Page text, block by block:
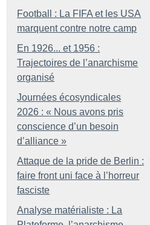
Football : La FIFA et les USA
marquent contre notre camp
En 1926... et 1956 :
Trajectoires de l’anarchisme
organisé
Journées écosyndicales
2026 : « Nous avons pris
conscience d’un besoin
d’alliance »
Attaque de la pride de Berlin :
faire front uni face à l’horreur
fasciste
Analyse matérialiste : La